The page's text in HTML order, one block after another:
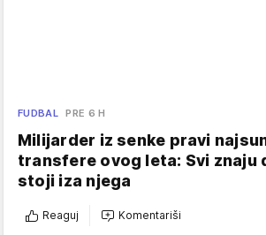
FUDBAL PRE 6 H
Milijarder iz senke pravi
transfere ovog leta: Svi znaju
stoji iza njega
Reaguj Komentariši